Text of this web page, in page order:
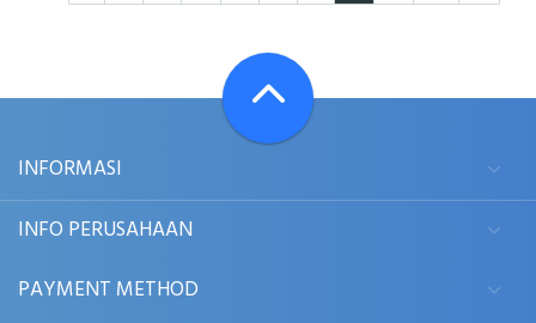
INFORMASI
INFO PERUSAHAAN
PAYMENT METHOD